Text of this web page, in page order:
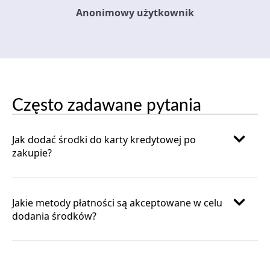
Anonimowy użytkownik
Często zadawane pytania
Jak dodać środki do karty kredytowej po
zakupie?
Jakie metody płatności są akceptowane w celu
dodania środków?